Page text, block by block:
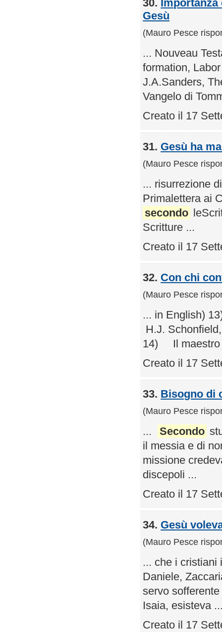
30.
Gesù
(Mauro Pesce
... Nouveau
formation,
J.A.Sanders,
Vangelo di
Creato il 17
31. Gesù ha
(Mauro Pesce
... risurrezione
Primalettera ai
secondo
Scritture ...
Creato il 17
32. Con chi
(Mauro Pesce
... in English)
H.J.
14) Il maestro
Creato il 17
33. Bisogno di
(Mauro Pesce
... Secondo
il messia e di
missione
discepoli ...
Creato il 17
34. Gesù
(Mauro Pesce
... che i cristiani
Daniele,
servo
Isaia, esisteva
Creato il 17